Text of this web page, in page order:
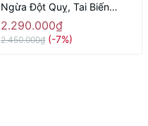
Ngừa Đột Quỵ, Tai Biến
Nano Nattokinase Premium
60000fu NICHIEI BUSSAN
2.290.000₫
2.450.000₫ (-7%)